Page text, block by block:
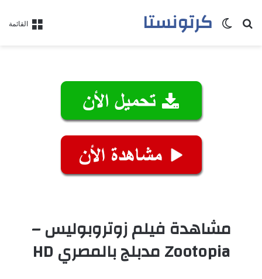
القائمة كرتونستابحث عنالوضع المظلم
مشاهدة فيلم زوتروبوليس –
Zootopia مدبلج بالمصري HD